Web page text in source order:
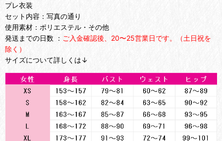
プレ衣装
セット内容：写真の通り
使用素材：ポリエステル・その他
発送までの日数 ： ご入金確認後、20〜25営業日です。（土日祝を
除く）
サイズについて詳しくは↓